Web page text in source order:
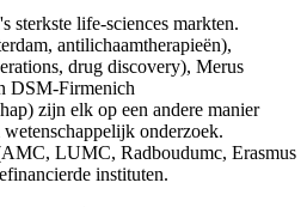
sterkste life-sciences markten.
antilichaamtherapieën),
drug discovery), Merus
DSM-Firmenich
zijn elk op een andere manier
onderzoek.
LUMC, Radboudumc, Erasmus
instituten.